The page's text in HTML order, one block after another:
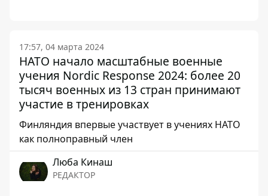
17:57, 04 марта 2024
НАТО начало масштабные военные
учения Nordic Response 2024: более 20
тысяч военных из 13 стран принимают
участие в тренировках
Финляндия впервые участвует в учениях НАТО
как полноправный член
Люба Кинаш
РЕДАКТОР